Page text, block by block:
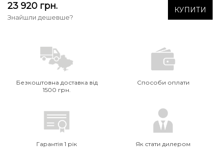
23 920 грн.
Знайшли дешевше?
КУПИТИ
Безкоштовна доставка від
1500 грн.
Способи оплати
Гарантія 1 рік Як стати дилером